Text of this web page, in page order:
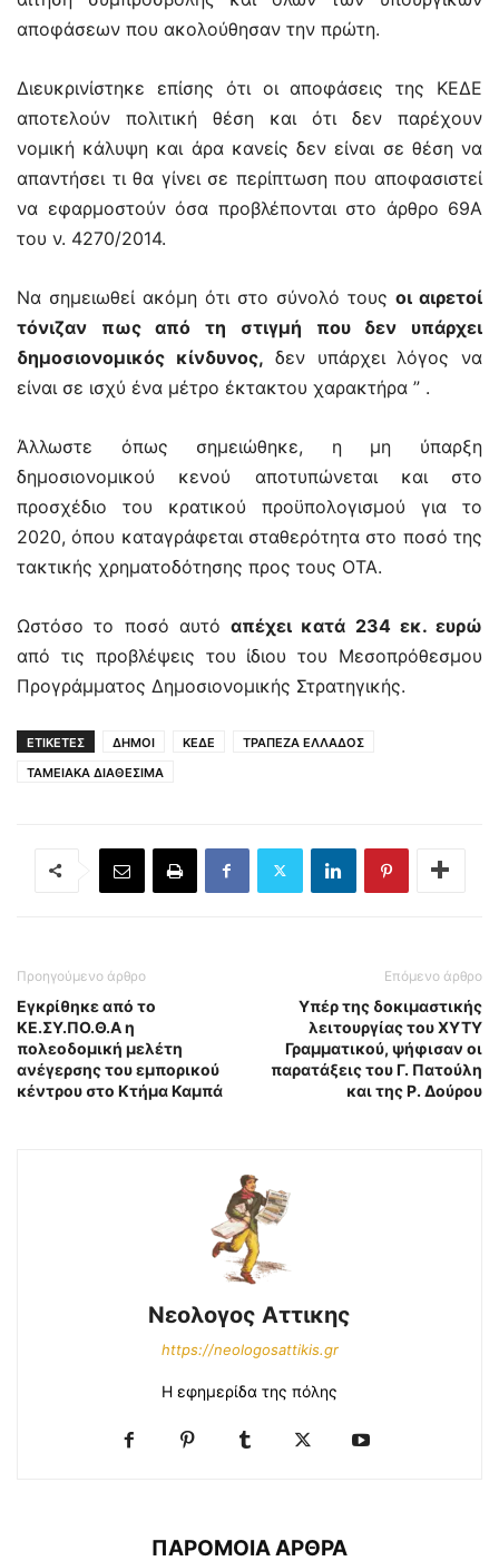
αποφάσεων που ακολούθησαν την πρώτη.
Διευκρινίστηκε επίσης ότι οι αποφάσεις της ΚΕΔΕ
αποτελούν πολιτική θέση και ότι δεν παρέχουν
νομική κάλυψη και άρα κανείς δεν είναι σε θέση να
απαντήσει τι θα γίνει σε περίπτωση που αποφασιστεί
να εφαρμοστούν όσα προβλέπονται στο άρθρο 69Α
του ν. 4270/2014.
Να σημειωθεί ακόμη ότι στο σύνολό τους οι αιρετοί
τόνιζαν πως από τη στιγμή που δεν υπάρχει
δημοσιονομικός κίνδυνος, δεν υπάρχει λόγος να
είναι σε ισχύ ένα μέτρο έκτακτου χαρακτήρα ” .
Άλλωστε όπως σημειώθηκε, η μη ύπαρξη
δημοσιονομικού κενού αποτυπώνεται και στο
προσχέδιο του κρατικού προϋπολογισμού για το
2020, όπου καταγράφεται σταθερότητα στο ποσό της
τακτικής χρηματοδότησης προς τους ΟΤΑ.
Ωστόσο το ποσό αυτό απέχει κατά 234 εκ. ευρώ
από τις προβλέψεις του ίδιου του Μεσοπρόθεσμου
Προγράμματος Δημοσιονομικής Στρατηγικής.
ΕΤΙΚΕΤΕΣ ΔΗΜΟΙ ΚΕΔΕ
ΤΡΑΠΕΖΑ ΕΛΛΑΔΟΣ
ΤΑΜΕΙΑΚΑ ΔΙΑΘΕΣΙΜΑ
Προηγούμενο άρθρο
Εγκρίθηκε από το
ΚΕ.ΣΥ.ΠΟ.Θ.Α η
πολεοδομική μελέτη
ανέγερσης του εμπορικού
κέντρου στο Κτήμα Καμπά
Επόμενο άρθρο
Υπέρ της δοκιμαστικής
λειτουργίας του ΧΥΤΥ
Γραμματικού, ψήφισαν οι
παρατάξεις του Γ. Πατούλη
και της Ρ. Δούρου
Νεολογος Αττικης
https://neologosattikis.gr
Η εφημερίδα της πόλης
ΠΑΡΟΜΟΙΑ ΑΡΘΡΑ